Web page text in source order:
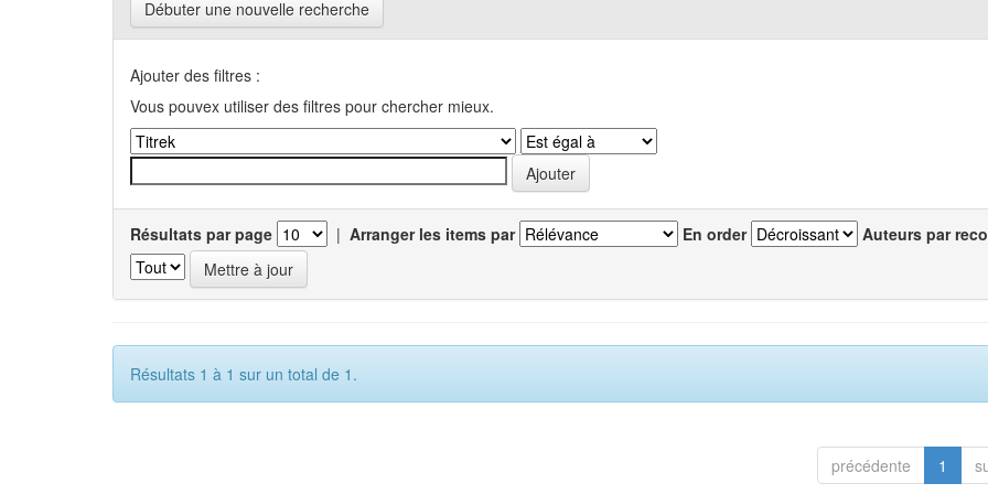
Débuter une nouvelle recherche
Ajouter des filtres :
Vous pouvex utiliser des filtres pour chercher mieux.
Résultats par page | Arranger les items par En order Auteurs par
Résultats 1 à 1 sur un total de 1.
précédente 1